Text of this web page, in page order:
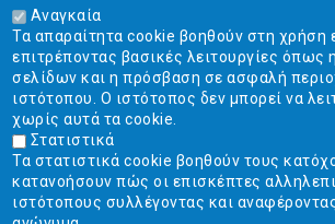
not you are a
human visitor
and to
prevent
automated
spam
submissions.
5+2
Στουρνάρη 17, Αθήνα 10683
2103304444
info@ekpizo.gr
www.ekpizo.gr
Δευ - Πεμ:10:00 πμ - 2:00 μμ
Σάβ - Κυρ: Κλειστά
Αναγκαία
Τα απαραίτητα cookie βοηθούν στη χρήση
επιτρέποντας βασικές λειτουργίες όπως
σελίδων και η πρόσβαση σε ασφαλή
ιστότοπου. Ο ιστότοπος δεν μπορεί να
χωρίς αυτά τα cookie.
Στατιστικά
Τα στατιστικά cookie βοηθούν τους
κατανοήσουν πώς οι επισκέπτες
ιστότοπους συλλέγοντας και